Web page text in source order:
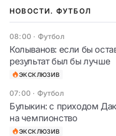
НОВОСТИ. ФУТБОЛ
08:00 · Футбол
Колыванов: если бы
результат был бы лучше
ЭКСКЛЮЗИВ
07:00 · Футбол
Булыкин: с приходом
на чемпионство
ЭКСКЛЮЗИВ